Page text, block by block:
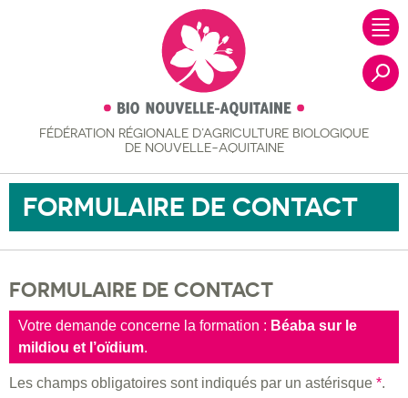
FÉDÉRATION RÉGIONALE D’AGRICULTURE BIOLOGIQUE
DE NOUVELLE-AQUITAINE
FORMULAIRE DE CONTACT
FORMULAIRE DE CONTACT
Votre demande concerne la formation : Béaba sur le
mildiou et l’oïdium.
Les champs obligatoires sont indiqués par un astérisque *.